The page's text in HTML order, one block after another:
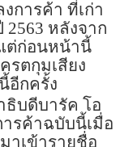
การค้า ที่เก่า
2563 หลังจาก
ต่ก่อนหน้านี้
รตกุมเสียง
อีกครั้ง
ธิบดีบารัค โอ
รค้าฉบับนี้เมื่อ
าเข้ารายชื่อ